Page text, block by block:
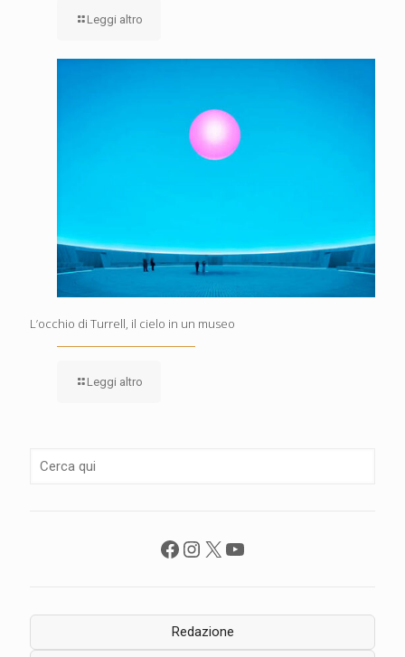
Leggi altro
L’occhio di Turrell, il cielo in un museo
Leggi altro
Facebook
Instagram
X YouTube
Redazione